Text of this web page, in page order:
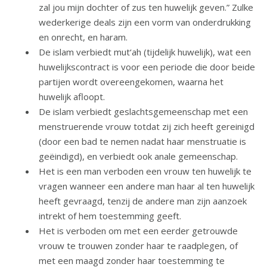
zal jou mijn dochter of zus ten huwelijk geven.” Zulke
wederkerige deals zijn een vorm van onderdrukking
en onrecht, en haram.
De islam verbiedt mut‘ah (tijdelijk huwelijk), wat een
huwelijkscontract is voor een periode die door beide
partijen wordt overeengekomen, waarna het
huwelijk afloopt.
De islam verbiedt geslachtsgemeenschap met een
menstruerende vrouw totdat zij zich heeft gereinigd
(door een bad te nemen nadat haar menstruatie is
geëindigd), en verbiedt ook anale gemeenschap.
Het is een man verboden een vrouw ten huwelijk te
vragen wanneer een andere man haar al ten huwelijk
heeft gevraagd, tenzij de andere man zijn aanzoek
intrekt of hem toestemming geeft.
Het is verboden om met een eerder getrouwde
vrouw te trouwen zonder haar te raadplegen, of
met een maagd zonder haar toestemming te